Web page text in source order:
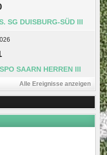
SG DUISBURG-SÜD III
SAARN HERREN III
Alle Ereignisse anzeigen